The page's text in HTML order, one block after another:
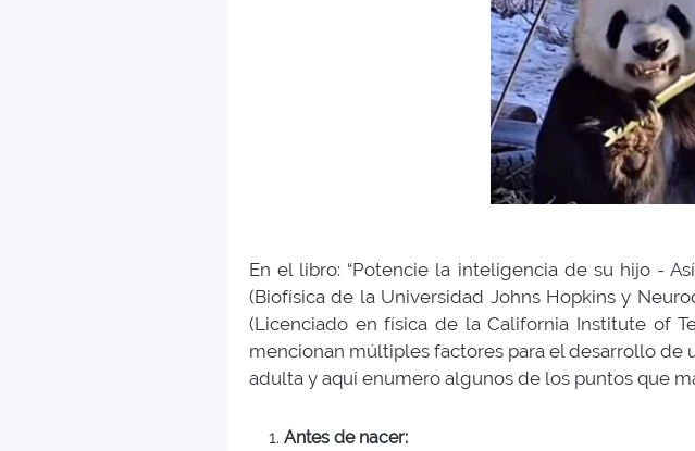
En el libro: “Potencie la inteligencia de su hijo -
(Biofísica de la Universidad Johns Hopkins y
(Licenciado en física de la California Institute of
mencionan múltiples factores para el desarrollo de
adulta y aquí enumero algunos de los puntos que
Antes de nacer: